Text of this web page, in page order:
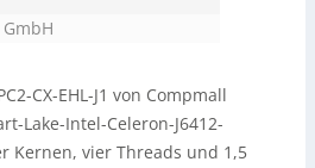
CX-EHL-J1 von Compmall
Lake-Intel-Celeron-J6412-
Kernen, vier Threads und 1,5